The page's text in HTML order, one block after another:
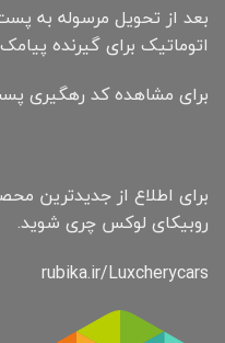
بعد از تحویل مرسوله به
اتوماتیک برای گیرنده
برای مشاهده کد رهگیری
برای اطلاع از جدیدترین
روبیکای لوکس چری شوید.
rubika.ir/Luxcherycars